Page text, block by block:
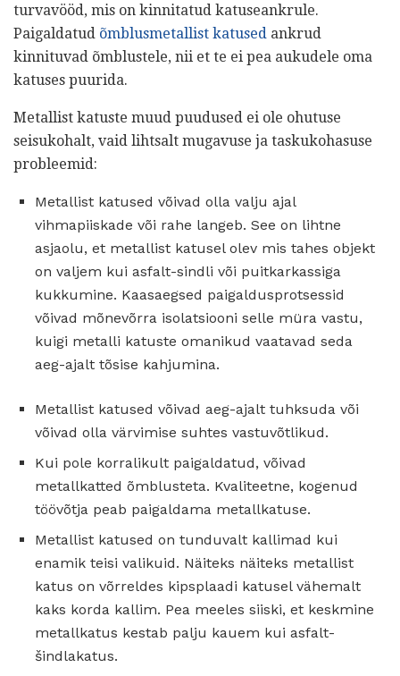
turvavööd, mis on kinnitatud katuseankrule.
Paigaldatud õmblusmetallist katused ankrud
kinnituvad õmblustele, nii et te ei pea aukudele oma
katuses puurida.
Metallist katuste muud puudused ei ole ohutuse
seisukohalt, vaid lihtsalt mugavuse ja taskukohasuse
probleemid:
Metallist katused võivad olla valju ajal
vihmapiiskade või rahe langeb. See on lihtne
asjaolu, et metallist katusel olev mis tahes objekt
on valjem kui asfalt-sindli või puitkarkassiga
kukkumine. Kaasaegsed paigaldusprotsessid
võivad mõnevõrra isolatsiooni selle müra vastu,
kuigi metalli katuste omanikud vaatavad seda
aeg-ajalt tõsise kahjumina.
Metallist katused võivad aeg-ajalt tuhksuda või
võivad olla värvimise suhtes vastuvõtlikud.
Kui pole korralikult paigaldatud, võivad
metallkatted õmblusteta. Kvaliteetne, kogenud
töövõtja peab paigaldama metallkatuse.
Metallist katused on tunduvalt kallimad kui
enamik teisi valikuid. Näiteks näiteks metallist
katus on võrreldes kipsplaadi katusel vähemalt
kaks korda kallim. Pea meeles siiski, et keskmine
metallkatus kestab palju kauem kui asfalt-
šindlakatus.